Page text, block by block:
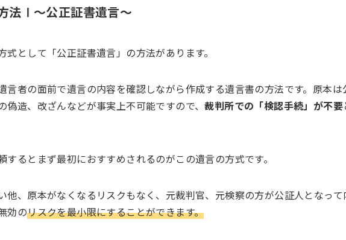
法Ⅰ～公正証書遺言～
式として「公正証書遺言」の方法があります。
言者の面前で遺言の内容を確認しながら作成する遺言書の方法です。原本は
偽造、改ざんなどが事実上不可能ですので、裁判所での「検認手続」が不要
るとまず最初におすすめされるのがこの遺言の方式です。
他、原本がなくなるリスクもなく、元裁判官、元検察の方が公証人となって
効のリスクを最小限にすることができます。